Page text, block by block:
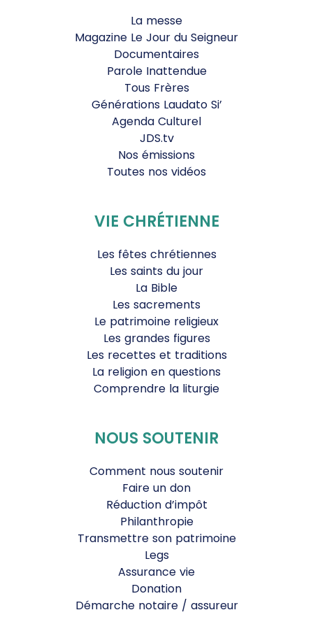
La messe
Magazine Le Jour du Seigneur
Documentaires
Parole Inattendue
Tous Frères
Générations Laudato Si’
Agenda Culturel
JDS.tv
Nos émissions
Toutes nos vidéos
VIE CHRÉTIENNE
Les fêtes chrétiennes
Les saints du jour
La Bible
Les sacrements
Le patrimoine religieux
Les grandes figures
Les recettes et traditions
La religion en questions
Comprendre la liturgie
NOUS SOUTENIR
Comment nous soutenir
Faire un don
Réduction d’impôt
Philanthropie
Transmettre son patrimoine
Legs
Assurance vie
Donation
Démarche notaire / assureur